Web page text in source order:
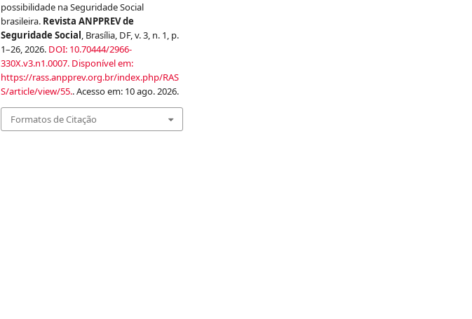
possibilidade na Seguridade Social
brasileira. Revista ANPPREV de
Seguridade Social, Brasília, DF, v. 3, n. 1, p.
1–26, 2026. DOI: 10.70444/2966-
330X.v3.n1.0007. Disponível em:
https://rass.anpprev.org.br/index.php/RAS
S/article/view/55.. Acesso em: 10 ago. 2026.
Formatos de Citação